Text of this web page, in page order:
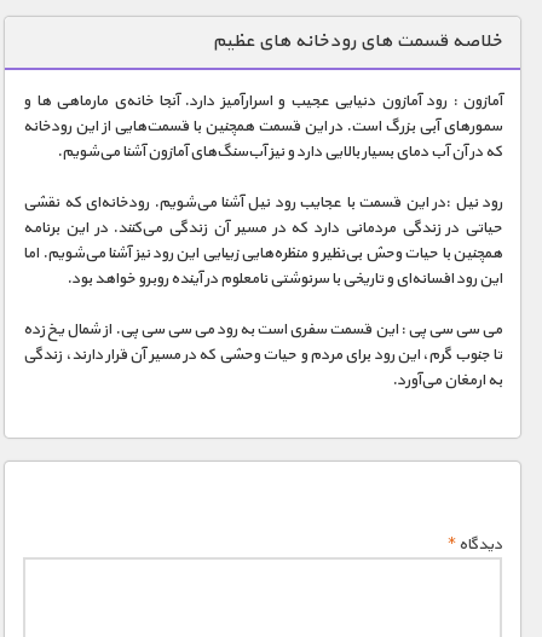
دنیای خوراکی ها
زمین شناسی / محیط زیست
سازه/ معماری/ مهندسی
سرگرمی
شناخت کودکان
طبیعت
علم و فناوری
فرهنگ / هنر
کیهان / نجوم
ماورایی
مستند های اختصاصی
خلاصه قسمت های رودخانه های عظیم
آمازون : رود آمازون دنیایی عجیب و اسرارآمیز دارد. آنجا خانه‌ی مارماهی ها و
سمورهای آبی بزرگ است. در این قسمت همچنین با قسمت‌هایی از این رودخانه
که در آن آب دمای بسیار بالایی دارد و نیز آب‌سنگ‌های آمازون آشنا می‌شویم.
رود نیل :در این قسمت با عجایب رود نیل آشنا می‌شویم. رودخانه‌ای که نقشی
حیاتی در زندگی مردمانی دارد که در مسیر آن زندگی می‌کنند. در این برنامه
همچنین با حیات وحش بی‌نظیر و منظره‌هایی زیبایی این رود نیز آشنا می‌شویم. اما
این رود افسانه‌ای و تاریخی با سرنوشتی نامعلوم در آینده روبرو خواهد بود.
می سی سی پی : این قسمت سفری است به رود می سی سی پی. از شمال یخ زده
تا جنوب گرم، این رود برای مردم و حیات وحشی که در مسیر آن قرار دارند، زندگی
به ارمغان می‌آورد.
دیدگاه*